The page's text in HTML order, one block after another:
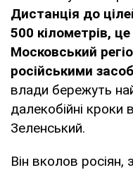
Дистанція до
500 кілометрів,
Московський
російськими
влади бережуть
далекобійні
Зеленський.
Він вколов